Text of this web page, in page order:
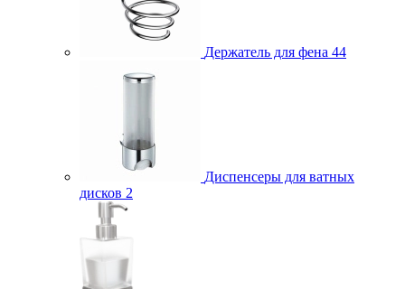
Держатель для фена 44
Диспенсеры для ватных
дисков 2